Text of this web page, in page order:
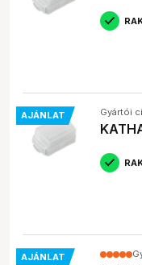
AJÁNLAT Gyártói
AJÁNLAT